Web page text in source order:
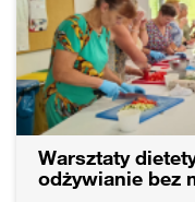
Warsztaty
odżywianie bez